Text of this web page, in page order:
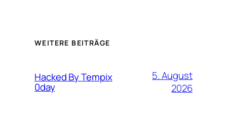
WEITERE BEITRÄGE
Hacked By Tempix
0day
5. August
2026